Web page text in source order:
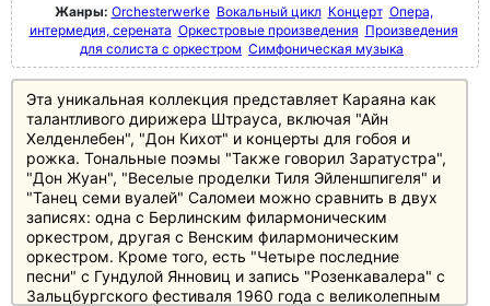
Жанры: Orchesterwerke Вокальный цикл Концерт Опера,
интермедия, серената Оркестровые произведения Произведения
для солиста с оркестром Симфоническая музыка
Эта уникальная коллекция представляет Караяна как
талантливого дирижера Штрауса, включая "Айн
Хелденлебен", "Дон Кихот" и концерты для гобоя и
рожка. Тональные поэмы "Также говорил Заратустра",
"Дон Жуан", "Веселые проделки Тиля Эйленшпигеля" и
"Танец семи вуалей" Саломеи можно сравнить в двух
записях: одна с Берлинским филармоническим
оркестром, другая с Венским филармоническим
оркестром. Кроме того, есть "Четыре последние
песни" с Гундулой Янновиц и запись "Розенкавалера" с
Зальцбургского фестиваля 1960 года с великолепным